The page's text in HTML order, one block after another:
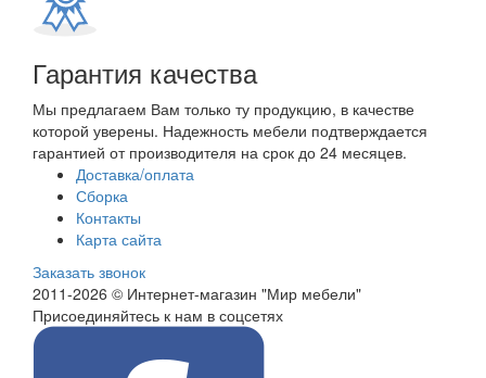
Гарантия качества
Мы предлагаем Вам только ту продукцию, в качестве
которой уверены. Надежность мебели подтверждается
гарантией от производителя на срок до 24 месяцев.
Доставка/оплата
Сборка
Контакты
Карта сайта
Заказать звонок
2011-2026 © Интернет-магазин "Мир мебели"
Присоединяйтесь к нам в соцсетях